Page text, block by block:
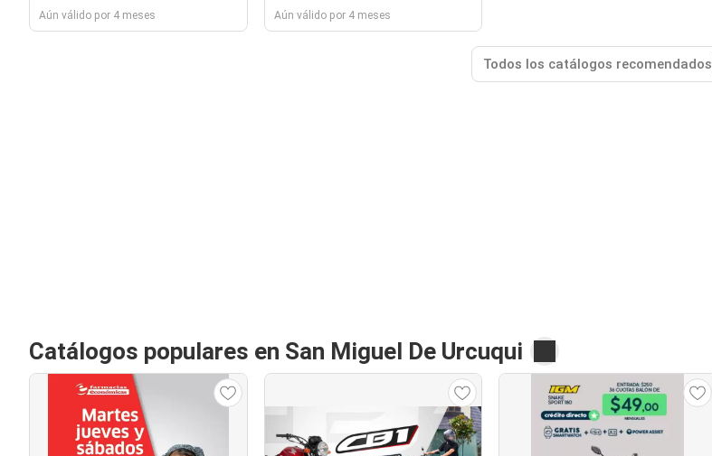
Aún válido por 4 meses Aún válido por 4 meses
Todos los catálogos recomendados
Catálogos populares en San Miguel De Urcuqui